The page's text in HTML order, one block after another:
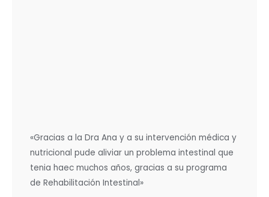
«Gracias a la Dra Ana y a su intervención médica y
nutricional pude aliviar un problema intestinal que
tenia haec muchos años, gracias a su programa
de Rehabilitación Intestinal»